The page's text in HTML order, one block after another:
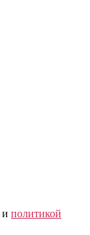
и политикой